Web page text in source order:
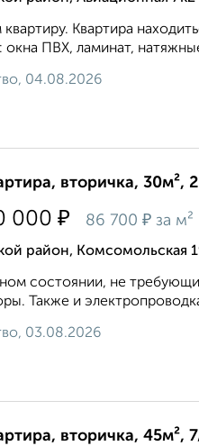
Квартира
окна ПВХ, ламинат,
04.08.2026
вторичка, 30м²,
000 ₽ 86 700 ₽ за м²
район, Комсомольская
состоянии, не
Также и
03.08.2026
вторичка, 45м²,